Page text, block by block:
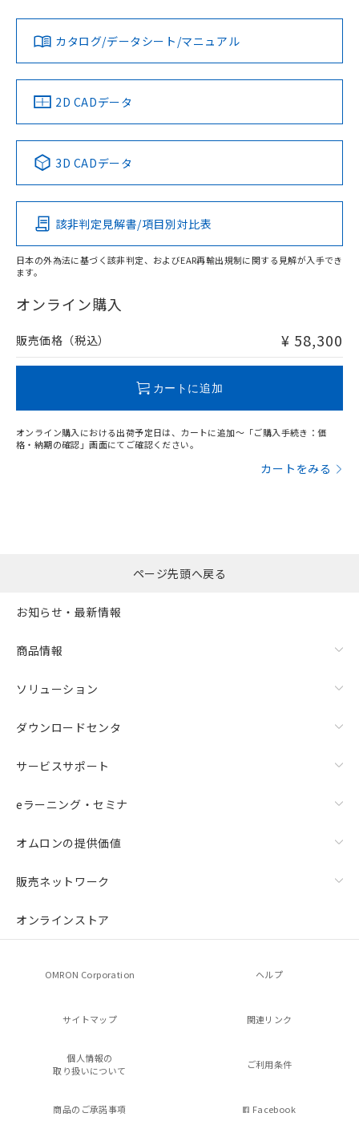
ダウンロードデータをご利用いただく前に、以下を必ずお読
みください。
ソフトウェアの使用条件
対応済み
中国 RoHS 注意事項・凡例
Pb Hg Cd Cr(VI)
O
在庫等で未対応品が混在する可能性があります。
問い合わせください。
LR型式承認
（イギリス
船舶規格）
DNV型式承認
（ノルウェー
BV型式承認
（フランス
KR型式
（韓国
Yes No No No
この製品の規格認証/適合状況ページへ
その他の認証はこちらのページからご検索ください
カタログ/データシート/マニュアル
2D CADデータ
3D CADデータ
該非判定見解書/項目別対比表
日本の外為法に基づく該非判定、およびEAR再輸出規制に関する見解が入手でき
ます。
オンライン購入
販売価格（税込） ¥ 58,300
カートに追加
オンライン購入における出荷予定日は、カートに追加～「ご購入手続き：価
格・納期の確認」画面にてご確認ください。
カートをみる
ページ先頭へ戻る
お知らせ・最新情報
商品情報
ソリューション
ダウンロードセンタ
サービスサポート
eラーニング・セミナ
オムロンの提供価値
販売ネットワーク
オンラインストア
OMRON Corporation ヘルプ
サイトマップ 関連リンク
個人情報の
取り扱いについて
ご利用条件
商品のご承諾事項 Facebook